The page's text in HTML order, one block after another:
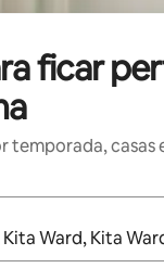
ficar
temporada, casas
estiverem